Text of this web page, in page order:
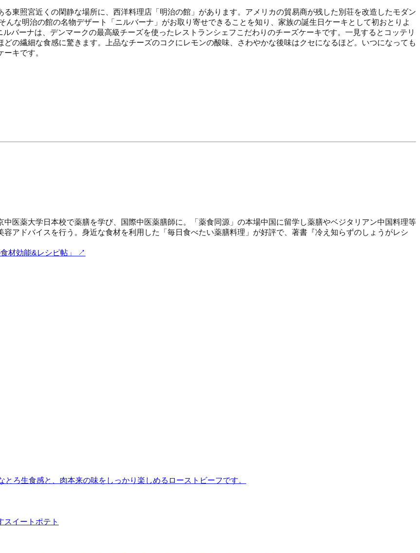
東照宮近くの閑静な場所に、西洋料理店「明治の館」があります。アメリカの貿易商が残した別荘を改造したモダン
な明治の館の名物デザート「ニルバーナ」がお取り寄せできることを知り、家族の誕生日ケーキとして初おとりよ
バーナは、デンマークの最高級チーズを使ったレストランシェフこだわりのチーズケーキです。一見するとコッテリ
の繊細な食感に驚きます。上品なチーズのコクにレモンの酸味、さわやかな後味はクセになるほど。いつになっても
キです。
医薬大学日本校で薬膳を学び、国際中医薬膳師に。「薬食同源」の本場中国に留学し薬膳やベジタリアン中国料理等
アドバイスを行う。身近な食材を利用した「毎日食べたい薬膳料理」が好評で、著書『冷え知らずのしょうがレシ
材効能&レシピ帖」
↗
ろ生食感と、肉本来の味をしっかり楽しめるローストビーフです。
スイートポテト